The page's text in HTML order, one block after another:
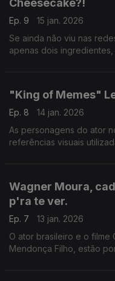
Cheesecake?!
Ep. 9
15 jan. 2026
Se ainda não viu nas
apenas dois
"King of Memes"
Ep. 8
14 jan. 2026
As personagens do ator
referências visuais
Wagner Moura,
p'ra te ver.
Ep. 7
13 jan. 2026
O ator brasileiro e o
Mendonça Filho, estão